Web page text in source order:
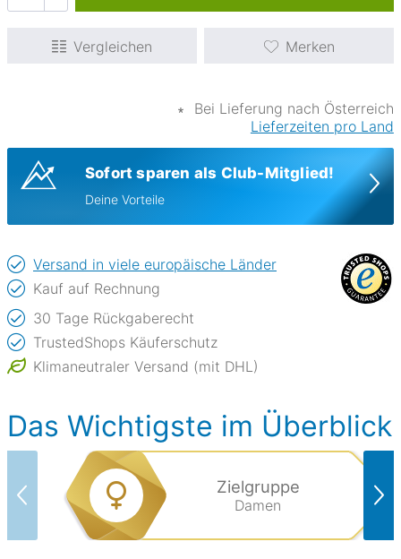
Vergleichen Merken
∗
Bei Lieferung nach Österreich
Lieferzeiten pro Land
Sofort sparen als Club-Mitglied!
Deine Vorteile
Versand in viele europäische Länder
Kauf auf Rechnung
30 Tage Rückgaberecht
TrustedShops Käuferschutz
Klimaneutraler Versand (mit DHL)
Das Wichtigste im Überblick
Zielgruppe
Damen